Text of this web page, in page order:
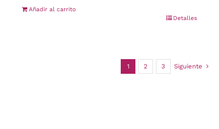
Añadir al carrito
Detalles
1 2 3 Siguiente